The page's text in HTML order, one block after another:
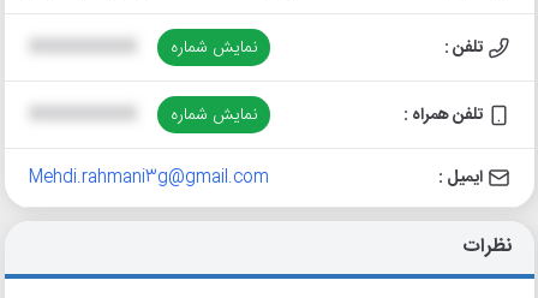
تلفن : نمایش شماره
تلفن همراه : نمایش شماره
ایمیل : Mehdi.rahmani3g@gmail.com
نظرات